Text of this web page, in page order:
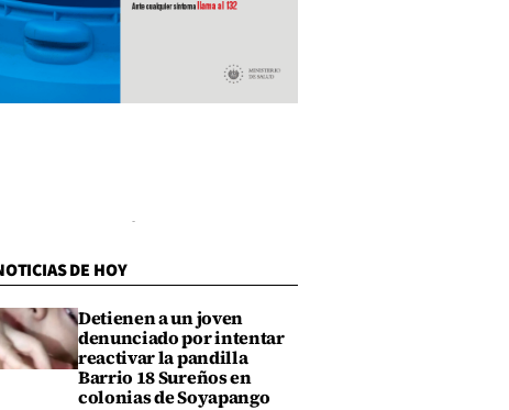
DE HOY
Detienen a un joven
denunciado por intentar
reactivar la pandilla
Barrio 18 Sureños en
colonias de Soyapango